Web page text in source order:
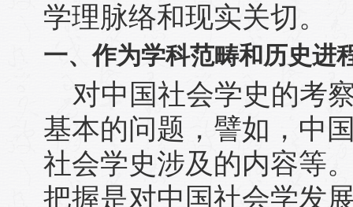
学理脉络和现实关切。
一、作为学科范畴和历史进
对中国社会学史的考
基本的问题，譬如，中
社会学史涉及的内容等
把握是对中国社会学发